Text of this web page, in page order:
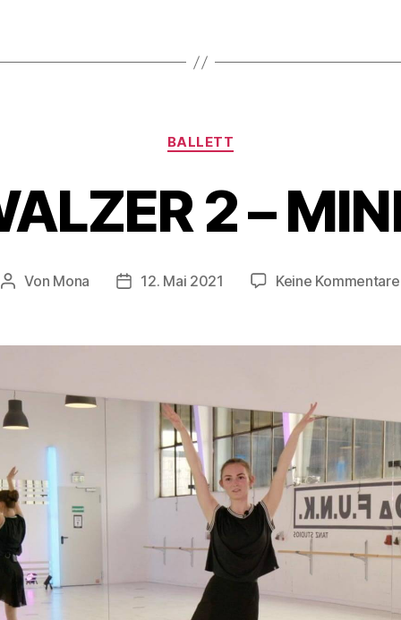
BALLETT
2 –
Von Mona 12. Mai 2021 Keine Kommentare